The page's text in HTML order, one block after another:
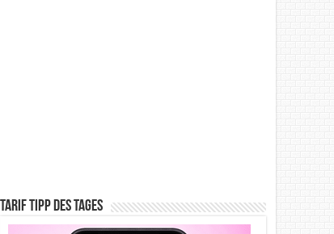
Tarif Tipp des Tages